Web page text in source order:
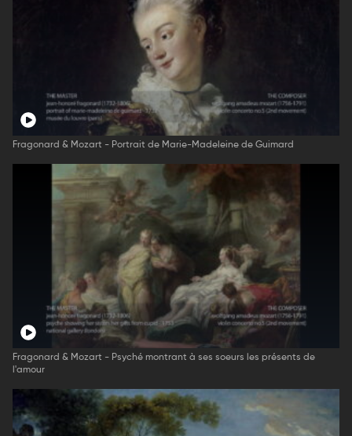
Fragonard & Mozart - Portrait de Marie-Madeleine de Guimard
Fragonard & Mozart - Psyché montrant à ses soeurs les présents de
l'amour